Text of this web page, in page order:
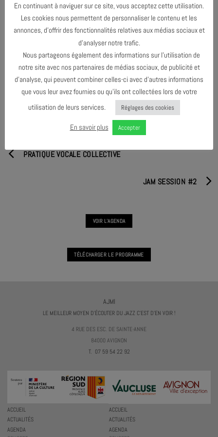
PARTAGER & COMMENTER
PRATIQUE VOCALE COLLECTIVE
JAM SESSION #2
VOIR L'AGENDA
TÉLÉCHARGER LE PROGRAMME
AJMI
LE MEILLEUR MOYEN D'ÉCOUTER DU JAZZ C'EST D'EN VOIR !
4 RUE DES ESC. DE SAINTE-ANNE
84000 AVIGNON
T. 07 59 54 22 92
ACCUEIL
ACTUALITÉS
AGENDA
ACCUEIL
ACTUALITÉS
AGENDA
En continuant à naviguer sur ce site, vous acceptez cette utilisation.
Les cookies nous permettent de personnaliser le contenu et les
annonces, d’offrir des fonctionnalités relatives aux médias sociaux et
d’analyser notre trafic.
Nous partageons également des informations sur l’utilisation de
notre site avec nos partenaires de médias sociaux, de publicité et
d’analyse, qui peuvent combiner celles-ci avec d’autres informations
que vous leur avez fournies ou qu’ils ont collectées lors de votre
utilisation de leurs services.
Réglages des cookies
En savoir plus Accepter